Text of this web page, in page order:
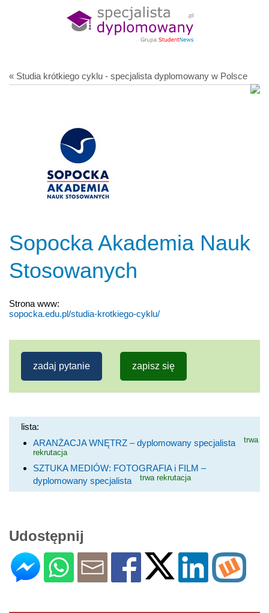
« Studia krótkiego cyklu - specjalista dyplomowany w Polsce
Sopocka Akademia Nauk
Stosowanych
Strona www:
sopocka.edu.pl/studia-krotkiego-cyklu/
zadaj pytanie zapisz się
lista:
ARANŻACJA WNĘTRZ – dyplomowany specjalista
trwa
rekrutacja
SZTUKA MEDIÓW: FOTOGRAFIA i FILM –
dyplomowany specjalista
trwa rekrutacja
Udostępnij